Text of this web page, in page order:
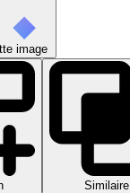
image
Similaire